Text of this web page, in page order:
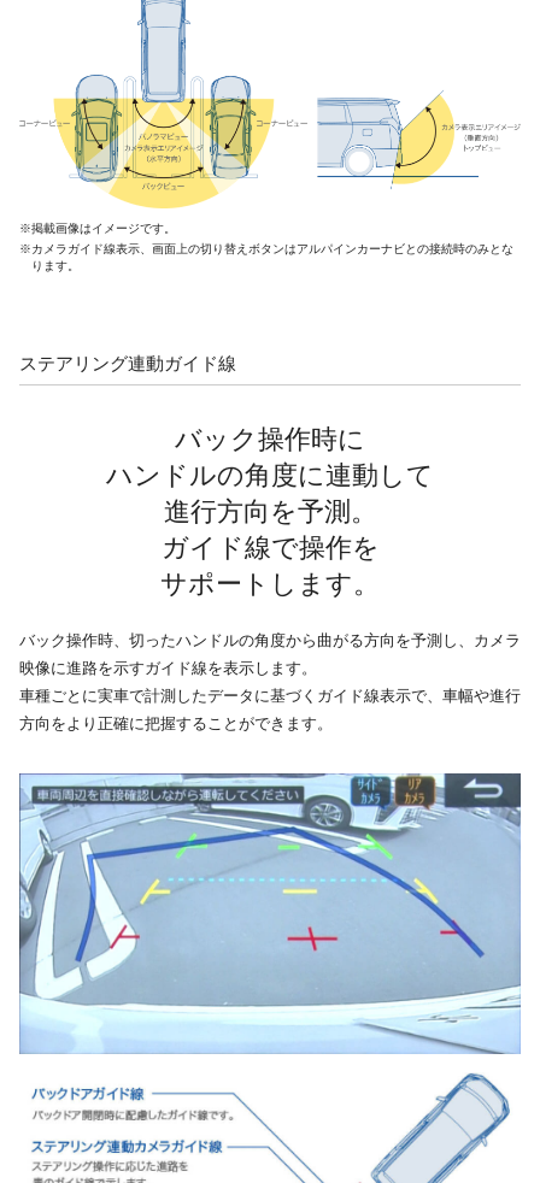
※掲載画像はイメージです。
※カメラガイド線表示、画面上の切り替えボタンはアルパインカーナビとの接続時のみとな
ります。
ステアリング連動ガイド線
バック操作時に
ハンドルの角度に連動して
進行方向を予測。
ガイド線で操作を
サポートします。
バック操作時、切ったハンドルの角度から曲がる方向を予測し、カメラ
映像に進路を示すガイド線を表示します。
車種ごとに実車で計測したデータに基づくガイド線表示で、車幅や進行
方向をより正確に把握することができます。